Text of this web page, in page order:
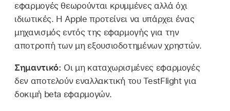
εφαρμογές θεωρούνται κρυμμένες αλλά όχι
ιδιωτικές. Η Apple προτείνει να υπάρχει ένας
μηχανισμός εντός της εφαρμογής για την
αποτροπή των μη εξουσιοδοτημένων χρηστών.
Σημαντικό: Οι μη καταχωρισμένες εφαρμογές
δεν αποτελούν εναλλακτική του TestFlight για
δοκιμή beta εφαρμογών.